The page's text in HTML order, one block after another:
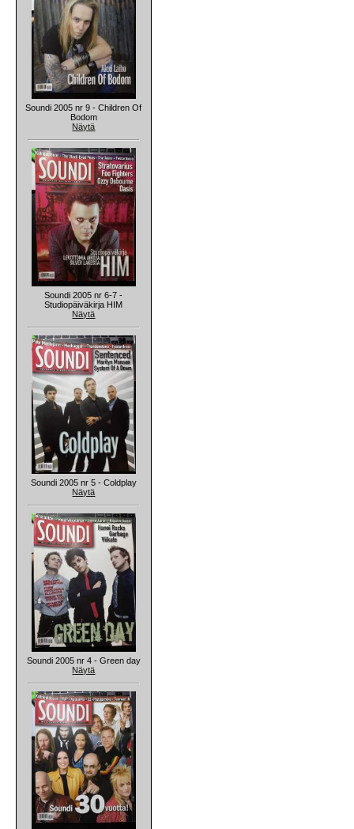
Soundi 2005 nr 9 - Children Of
Bodom
Näytä
Soundi 2005 nr 6-7 -
Studiopäiväkirja HIM
Näytä
Soundi 2005 nr 5 - Coldplay
Näytä
Soundi 2005 nr 4 - Green day
Näytä